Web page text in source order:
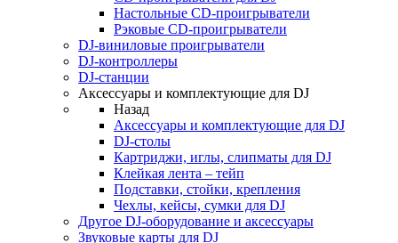
Настольные CD-проигрыватели
Рэковые CD-проигрыватели
DJ-виниловые проигрыватели
DJ-контроллеры
DJ-станции
Аксессуары и комплектующие для DJ
Назад
Аксессуары и комплектующие для DJ
DJ-столы
Картриджи, иглы, слипматы для DJ
Клейкая лента – тейп
Подставки, стойки, крепления
Чехлы, кейсы, сумки для DJ
Другое DJ-оборудование и аксессуары
Звуковые карты для DJ